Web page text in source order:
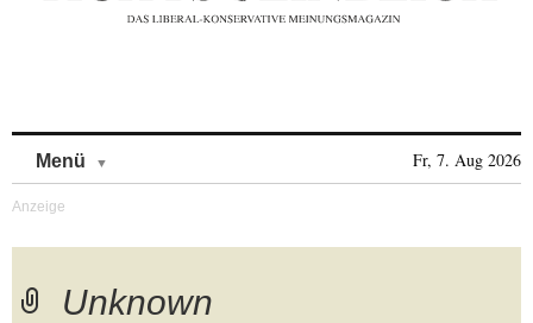
Menü Fr, 7. Aug 2026
Unknown